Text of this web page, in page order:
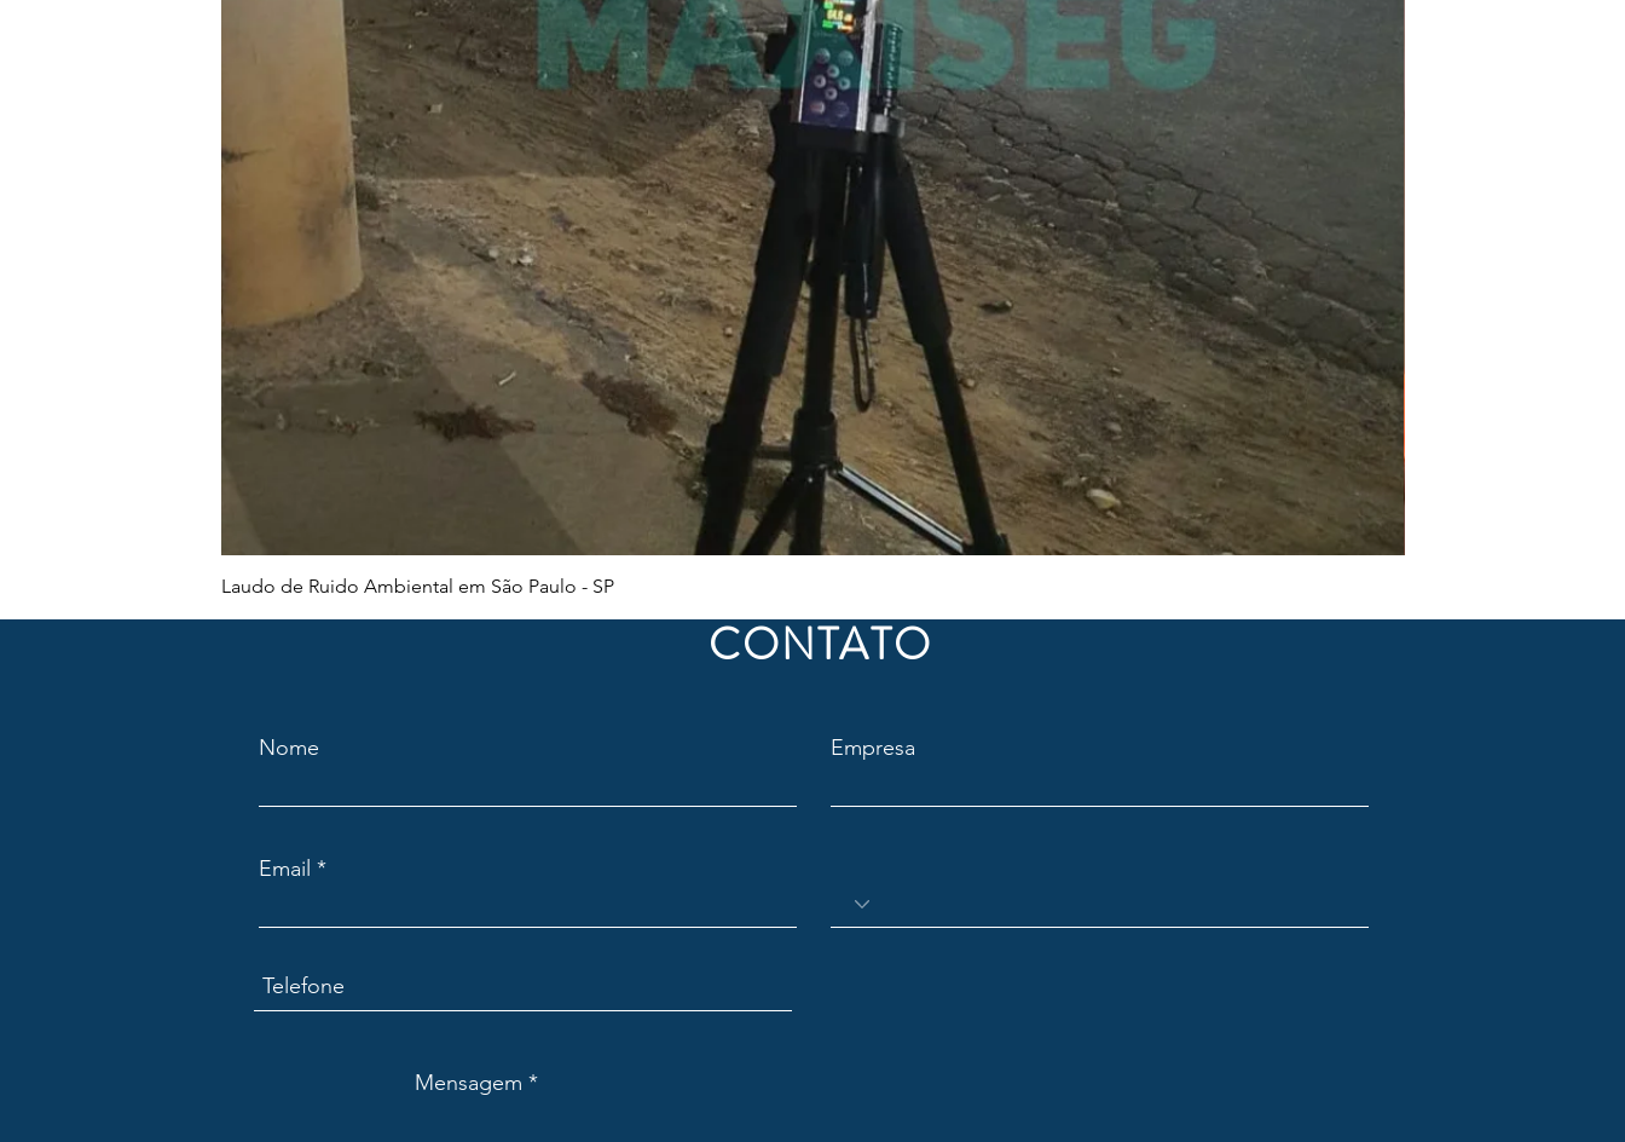
Laudo de Ruido Ambiental em São Paulo - SP
Nome Empresa
Email
Mensagem
CONTATO